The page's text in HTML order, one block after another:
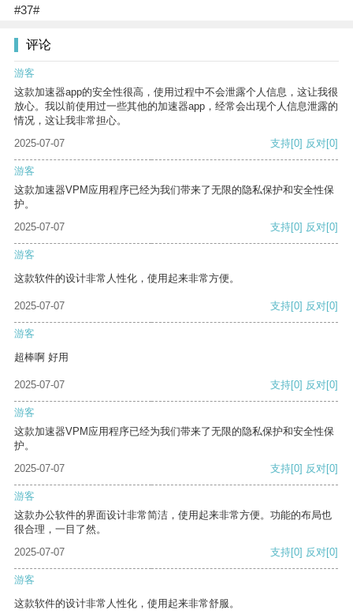
#37#
评论
游客
这款加速器app的安全性很高，使用过程中不会泄露个人信息，这让我很
放心。我以前使用过一些其他的加速器app，经常会出现个人信息泄露的
情况，这让我非常担心。
2025-07-07
支持[0] 反对[0]
游客
这款加速器VPM应用程序已经为我们带来了无限的隐私保护和安全性保
护。
2025-07-07
支持[0] 反对[0]
游客
这款软件的设计非常人性化，使用起来非常方便。
2025-07-07 支持[0] 反对[0]
游客
超棒啊 好用
2025-07-07 支持[0] 反对[0]
游客
这款加速器VPM应用程序已经为我们带来了无限的隐私保护和安全性保
护。
2025-07-07
支持[0] 反对[0]
游客
这款办公软件的界面设计非常简洁，使用起来非常方便。功能的布局也
很合理，一目了然。
2025-07-07
支持[0] 反对[0]
游客
这款软件的设计非常人性化，使用起来非常舒服。